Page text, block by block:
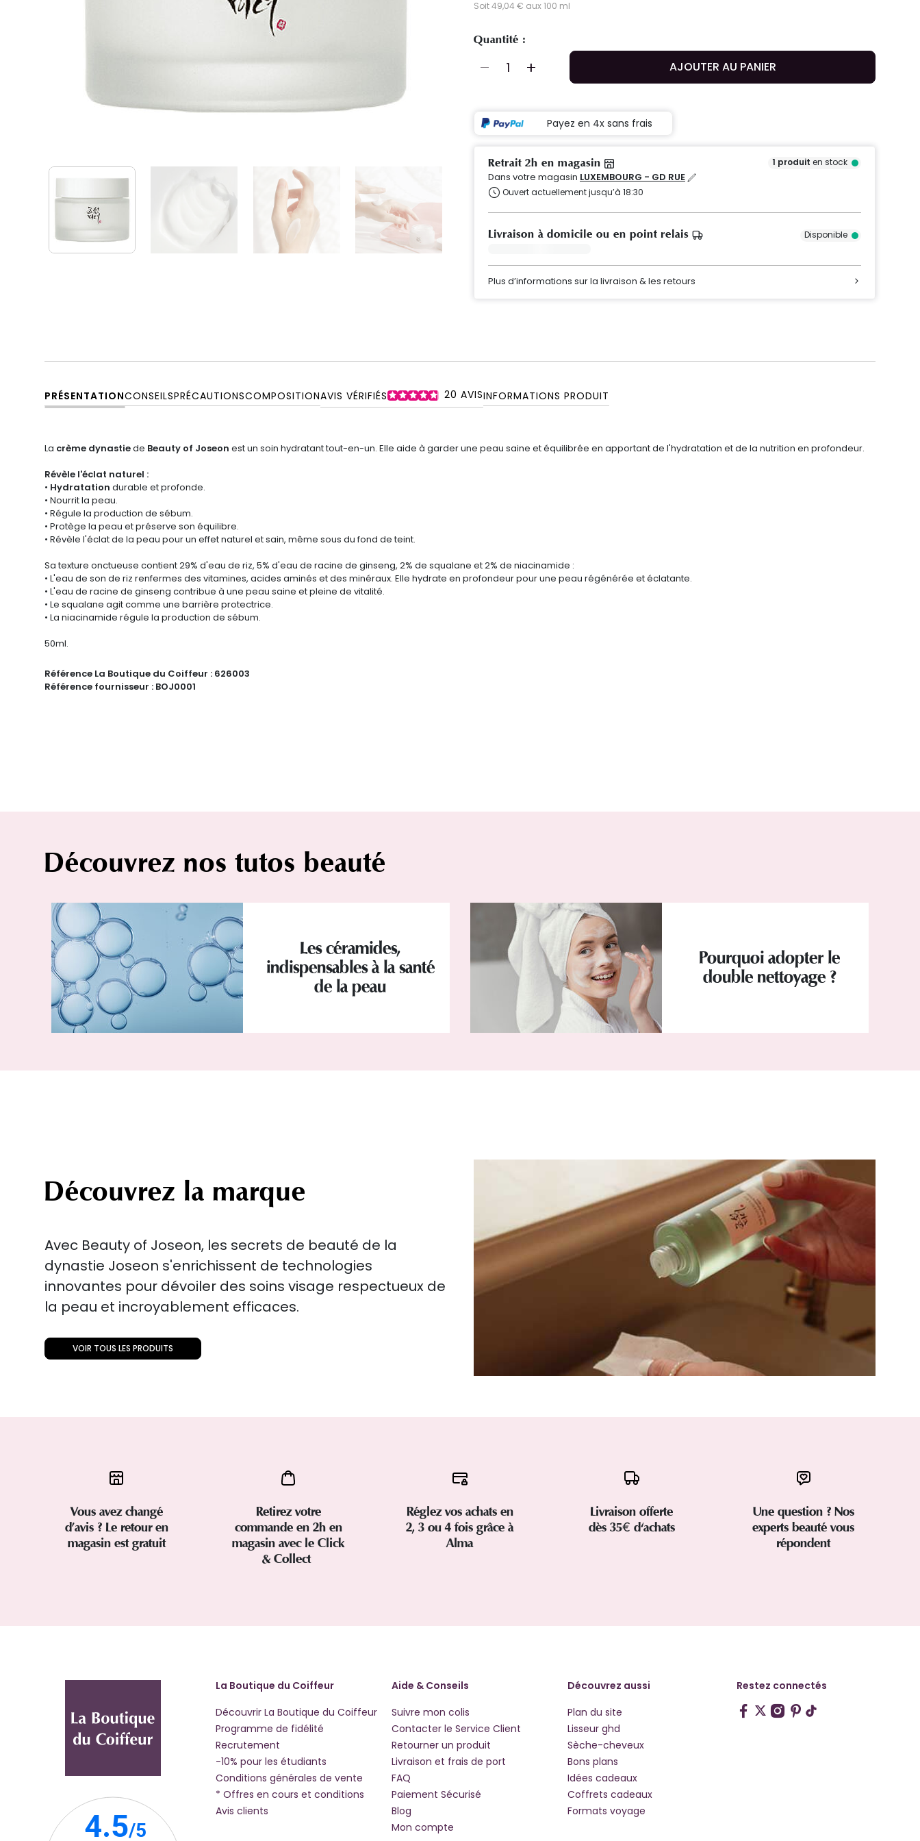
Soit 49,04 € aux 100 ml
Quantité :
AJOUTER AU PANIER
Payez en 4x sans frais
Retrait 2h en magasin 1 produit en stock
Dans votre magasin LUXEMBOURG - GD RUE
Ouvert actuellement jusqu’à 18:30
Livraison à domicile ou en point relais Disponible
Plus d’informations sur la livraison & les retours
PRÉSENTATIONCONSEILSPRÉCAUTIONSCOMPOSITIONAVIS VÉRIFIÉS 20 AVISINFORMATIONS PRODUIT
La crème dynastiede Beauty of Joseon est un soin hydratant tout-en-un. Elle aide à garder une peau saine et équilibrée en apportant de l'hydratation et de la nutrition en profondeur.
Révèle l'éclat naturel :
• Hydratation durable et profonde.
• Nourrit la peau.
• Régule la production de sébum.
• Protège la peau et préserve son équilibre.
• Révèle l'éclat de la peau pour un effet naturel et sain, même sous du fond de teint.
Sa texture onctueuse contient 29% d'eau de riz, 5% d'eau de racine de ginseng, 2% de squalane et 2% de niacinamide :
• L'eau de son de riz renfermes des vitamines, acides aminés et des minéraux. Elle hydrate en profondeur pour une peau régénérée et éclatante.
• L'eau de racine de ginseng contribue à une peau saine et pleine de vitalité.
• Le squalane agit comme une barrière protectrice.
• La niacinamide régule la production de sébum.
50ml.
Référence La Boutique du Coiffeur : 626003
Référence fournisseur : BOJ0001
Découvrez nos tutos beauté
Les céramides,
indispensables à la santé
de la peau
Pourquoi adopter le
double nettoyage ?
Découvrez la marque
Avec Beauty of Joseon, les secrets de beauté de la
dynastie Joseon s'enrichissent de technologies
innovantes pour dévoiler des soins visage respectueux de
la peau et incroyablement efficaces.
VOIR TOUS LES PRODUITS
Vous avez changé
d’avis ? Le retour en
magasin est gratuit
Retirez votre
commande en 2h en
magasin avec le Click
& Collect
Réglez vos achats en
2, 3 ou 4 fois grâce à
Alma
Livraison offerte
dès 35€ d'achats
Une question ? Nos
experts beauté vous
répondent
La Boutique du Coiffeur
Découvrir La Boutique du Coiffeur
Programme de fidélité
Recrutement
-10% pour les étudiants
Conditions générales de vente
* Offres en cours et conditions
Avis clients
Aide & Conseils
Suivre mon colis
Contacter le Service Client
Retourner un produit
Livraison et frais de port
FAQ
Paiement Sécurisé
Blog
Mon compte
Découvrez aussi
Plan du site
Lisseur ghd
Sèche-cheveux
Bons plans
Idées cadeaux
Coffrets cadeaux
Formats voyage
Restez connectés